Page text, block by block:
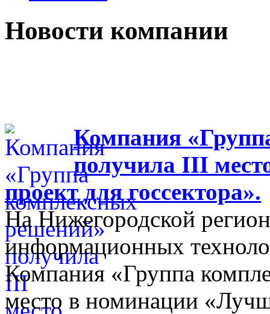
Новости компании
Компания
получила III
проект для госсектора».
На Нижегородской
информационных
Компания «Группа
место в номинации